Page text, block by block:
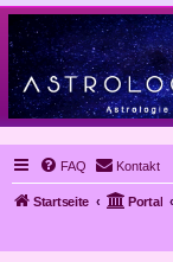
FAQ Kontakt
Startseite Portal